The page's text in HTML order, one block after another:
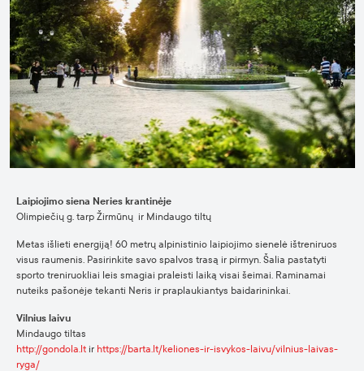
Laipiojimo siena Neries krantinėje
Olimpiečių g. tarp Žirmūnų ir Mindaugo tiltų
Metas išlieti energiją! 60 metrų alpinistinio laipiojimo sienelė ištreniruos
visus raumenis. Pasirinkite savo spalvos trasą ir pirmyn. Šalia pastatyti
sporto treniruokliai leis smagiai praleisti laiką visai šeimai. Raminamai
nuteiks pašonėje tekanti Neris ir praplaukiantys baidarininkai.
Vilnius laivu
Mindaugo tiltas
http://gondola.lt ir https://barta.lt/keliones-ir-isvykos-laivu/vilnius-laivas-
ryga/